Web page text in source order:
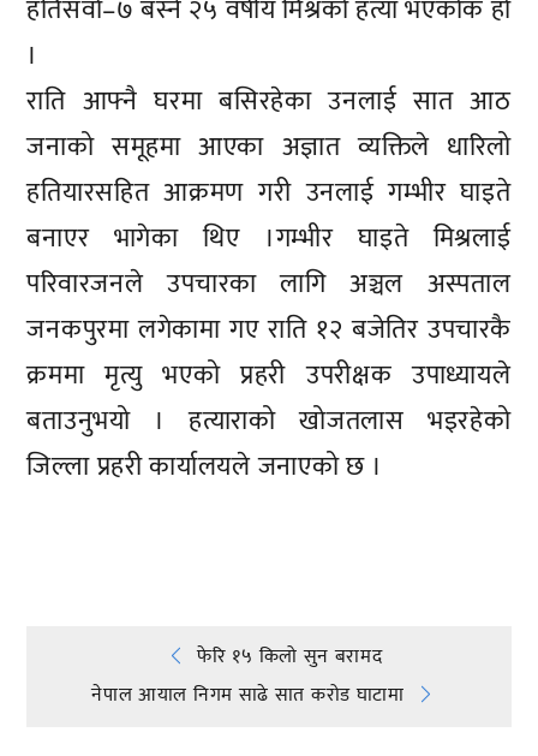
हतिसर्वा–७ बस्ने २५ वर्षीय मिश्रको हत्या भएकोक हो
।
राति आफ्नै घरमा बसिरहेका उनलाई सात आठ
जनाको समूहमा आएका अज्ञात व्यक्तिले धारिलो
हतियारसहित आक्रमण गरी उनलाई गम्भीर घाइते
बनाएर भागेका थिए ।गम्भीर घाइते मिश्रलाई
परिवारजनले उपचारका लागि अञ्चल अस्पताल
जनकपुरमा लगेकामा गए राति १२ बजेतिर उपचारकै
क्रममा मृत्यु भएको प्रहरी उपरीक्षक उपाध्यायले
बताउनुभयो । हत्याराको खोजतलास भइरहेको
जिल्ला प्रहरी कार्यालयले जनाएको छ ।
Post
फेरि १५ किलो सुन बरामद
नेपाल आयाल निगम साढे सात करोड घाटामा